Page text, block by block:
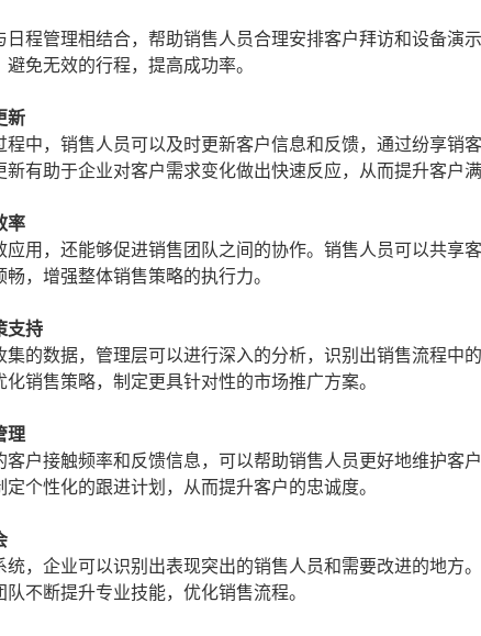
日程管理相结合，帮助销售人员合理安排客户拜访和设备演
免无效的行程，提高成功率。
新
程中，销售人员可以及时更新客户信息和反馈，通过纷享销
新有助于企业对客户需求变化做出快速反应，从而提升客户满
率
应用，还能够促进销售团队之间的协作。销售人员可以共享
，增强整体销售策略的执行力。
支持
集的数据，管理层可以进行深入的分析，识别出销售流程中
销售策略，制定更具针对性的市场推广方案。
理
户接触频率和反馈信息，可以帮助销售人员更好地维护客
个性化的跟进计划，从而提升客户的忠诚度。
统，企业可以识别出表现突出的销售人员和需要改进的地方
不断提升专业技能，优化销售流程。